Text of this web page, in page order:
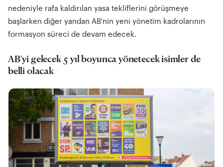
nedeniyle rafa kaldırılan yasa tekliflerini görüşmeye
başlarken diğer yandan AB'nin yeni yönetim kadrolarının
formasyon süreci de devam edecek.
AB'yi gelecek 5 yıl boyunca yönetecek isimler de
belli olacak